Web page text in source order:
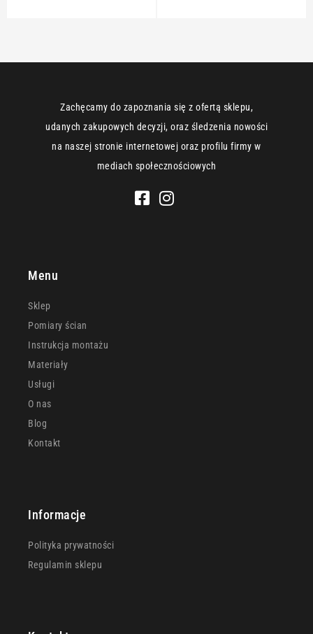
Zachęcamy do zapoznania się z ofertą sklepu,
udanych zakupowych decyzji, oraz śledzenia nowości
na naszej stronie internetowej oraz profilu firmy w
mediach społecznościowych
Informacje
Polityka prywatności
Regulamin sklepu
Menu
Sklep
Pomiary ścian
Instrukcja montażu
Materiały
Usługi
O nas
Blog
Kontakt